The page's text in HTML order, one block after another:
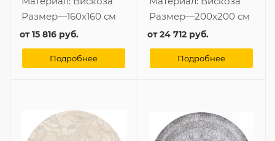
Размер—160x160 см
от15 816 руб.
Подробнее
Размер—200x200 см
от24 712 руб.
Подробнее